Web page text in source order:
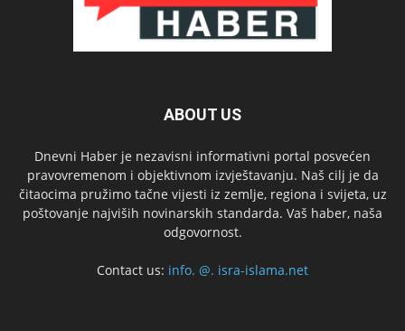
ABOUT US
Dnevni Haber je nezavisni informativni portal posvećen
pravovremenom i objektivnom izvještavanju. Naš cilj je da
čitaocima pružimo tačne vijesti iz zemlje, regiona i svijeta, uz
poštovanje najviših novinarskih standarda. Vaš haber, naša
odgovornost.
Contact us: info. @. isra-islama.net